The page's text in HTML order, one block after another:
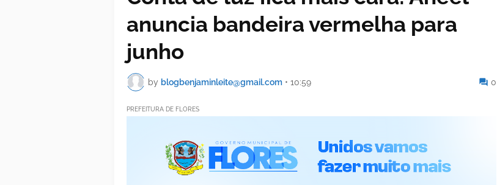
anuncia bandeira vermelha para
junho
by blogbenjaminleite@gmail.com • 10:59 0
PREFEITURA DE FLORES